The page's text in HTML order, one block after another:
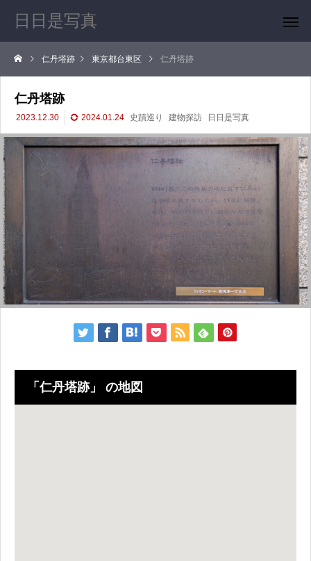
日日是写真
仁丹塔跡 東京都台東区 仁丹塔跡
仁丹塔跡
2023.12.30 2024.01.24 史蹟巡り 建物探訪 日日是写真
「仁丹塔跡」 の地図